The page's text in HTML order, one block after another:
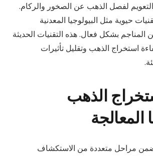
لفصل الذهب عن الصخور والركام.
حيوية مثل البيولوجيا المعدنية
المناجم بشكل فعال. هذه التقنيات الحديثة
استخراج الذهب وتقليل تأثيرات
الذهب
المعالجة
مراحل متعددة من الاستكشاف